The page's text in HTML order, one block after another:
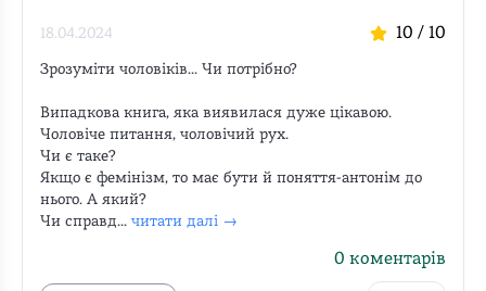
18.04.2024 10 / 10
Зрозуміти чоловіків... Чи потрібно?
Випадкова книга, яка виявилася дуже цікавою.
Чоловіче питання, чоловічий рух.
Чи є таке?
Якщо є фемінізм, то має бути й поняття-антонім до
нього. А який?
Чи справд... читати далі →
0 коментарів